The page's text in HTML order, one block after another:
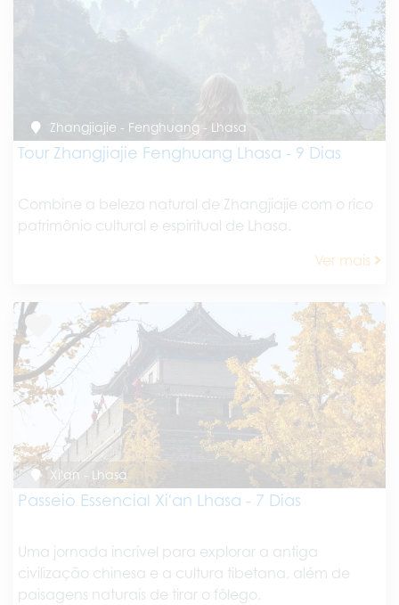
Zhangjiajie - Fenghuang - Lhasa
Tour Zhangjiajie Fenghuang Lhasa - 9 Dias
Combine a beleza natural de Zhangjiajie com o rico
patrimônio cultural e espiritual de Lhasa.
Ver mais
Xi'an - Lhasa
Passeio Essencial Xi'an Lhasa - 7 Dias
Uma jornada incrível para explorar a antiga
civilização chinesa e a cultura tibetana, além de
paisagens naturais de tirar o fôlego.